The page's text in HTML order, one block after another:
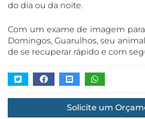
do dia ou da noite.
Com um exame de imagem
Domingos, Guarulhos, seu
de se recuperar rápido e com
Solicite um